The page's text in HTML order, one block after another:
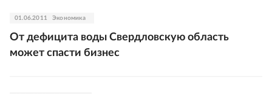
01.06.2011 Экономика
От дефицита воды Свердловскую область
может спасти бизнес